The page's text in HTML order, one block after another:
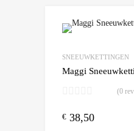
SNEEUWKETTINGEN
Maggi
(0
€ 38,50